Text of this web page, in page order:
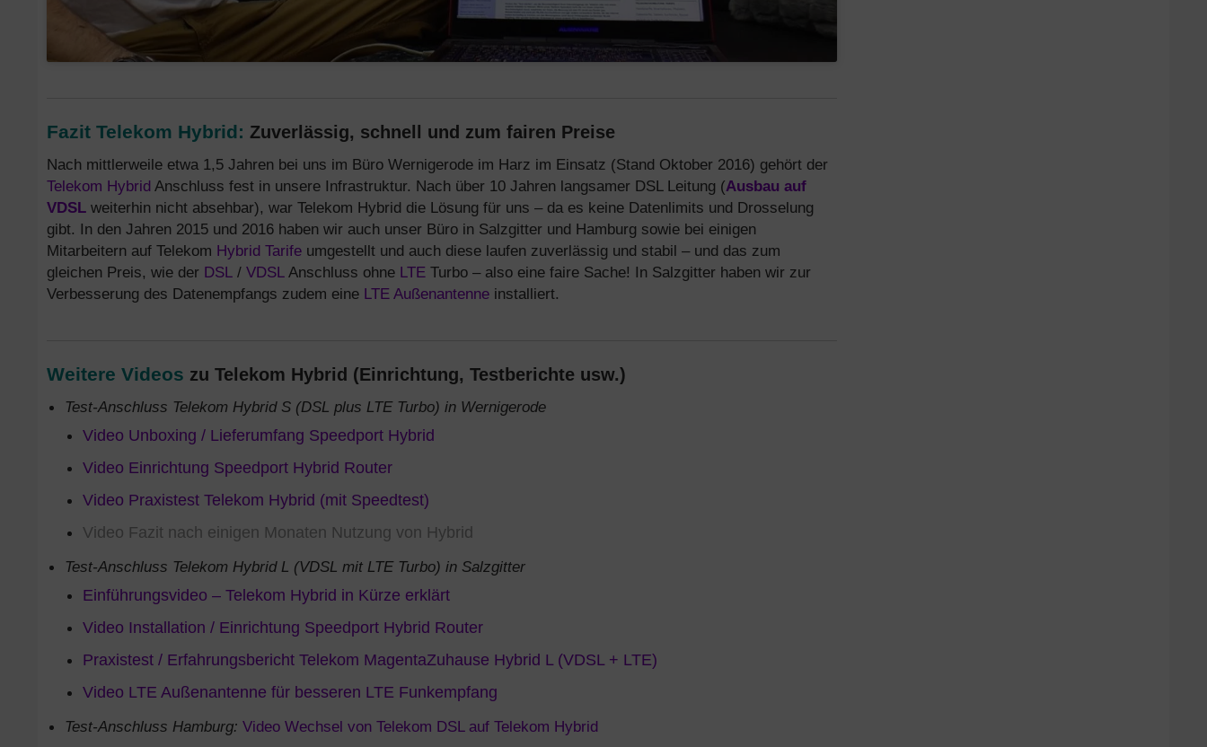
Fazit Telekom Hybrid: Zuverlässig, schnell und zum fairen Preise
Nach mittlerweile etwa 1,5 Jahren bei uns im Büro Wernigerode im Harz im Einsatz (Stand Oktober 2016) gehört der
Telekom Hybrid Anschluss fest in unsere Infrastruktur. Nach über 10 Jahren langsamer DSL Leitung (Ausbau auf
VDSL weiterhin nicht absehbar), war Telekom Hybrid die Lösung für uns – da es keine Datenlimits und Drosselung
gibt. In den Jahren 2015 und 2016 haben wir auch unser Büro in Salzgitter und Hamburg sowie bei einigen
Mitarbeitern auf Telekom Hybrid Tarife umgestellt und auch diese laufen zuverlässig und stabil – und das zum
gleichen Preis, wie der DSL / VDSL Anschluss ohne LTE Turbo – also eine faire Sache! In Salzgitter haben wir zur
Verbesserung des Datenempfangs zudem eine LTE Außenantenne installiert.
Weitere Videos zu Telekom Hybrid (Einrichtung, Testberichte usw.)
Test-Anschluss Telekom Hybrid S (DSL plus LTE Turbo) in Wernigerode
Video Unboxing / Lieferumfang Speedport Hybrid
Video Einrichtung Speedport Hybrid Router
Video Praxistest Telekom Hybrid (mit Speedtest)
Video Fazit nach einigen Monaten Nutzung von Hybrid
Test-Anschluss Telekom Hybrid L (VDSL mit LTE Turbo) in Salzgitter
Einführungsvideo – Telekom Hybrid in Kürze erklärt
Video Installation / Einrichtung Speedport Hybrid Router
Praxistest / Erfahrungsbericht Telekom MagentaZuhause Hybrid L (VDSL + LTE)
Video LTE Außenantenne für besseren LTE Funkempfang
Test-Anschluss Hamburg: Video Wechsel von Telekom DSL auf Telekom Hybrid